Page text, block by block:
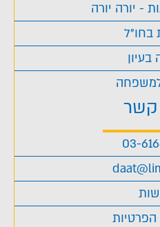
- יורה יורה
בחו"ל
בעיון
קשר
03-
הפרטיות